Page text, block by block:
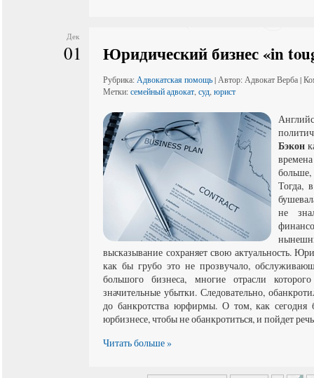
Дек
01 Юридический бизнес «in
Рубрика: Адвокатская помощь| Автор: Адвокат Верба |
Метки: семейный адвокат суд юрист
Бэкон
Тогда,
не
высказывание сохраняет свою актуальность.
как бы грубо это не прозвучало,
большого бизнеса, многие отрасли
значительные убытки. Следовательно,
до банкротства юрфирмы. О том, как сегодня
юрбизнесе, чтобы не обанкротиться, и пойдет
Читать больше »